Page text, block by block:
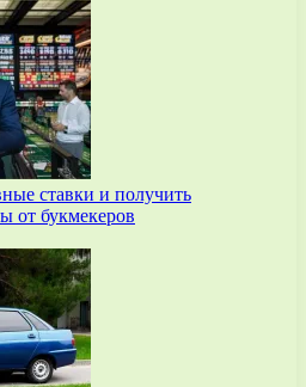
ставки и получить
от букмекеров